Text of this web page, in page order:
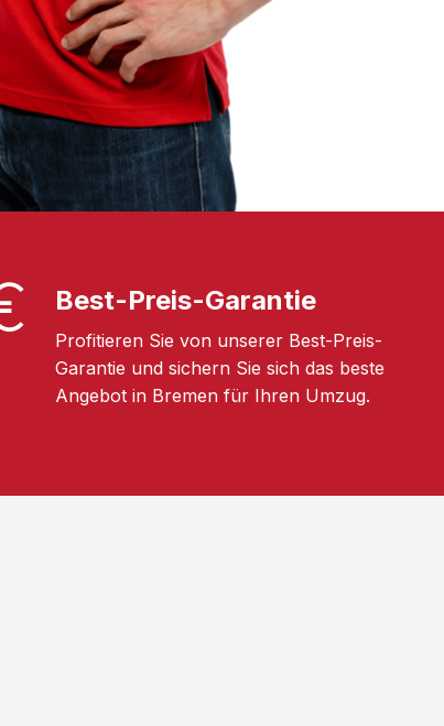
Best-Preis-Garantie
Profitieren Sie von unserer Best-Preis-
Garantie und sichern Sie sich das beste
Angebot in Bremen für Ihren Umzug.